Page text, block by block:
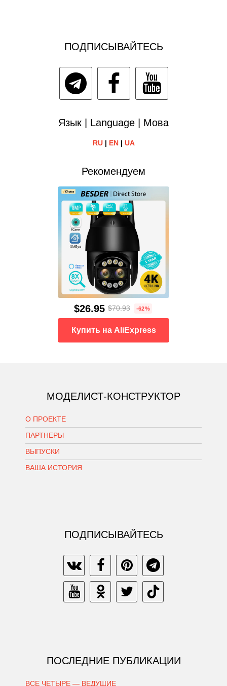
ПОДПИСЫВАЙТЕСЬ
Язык | Language | Мова
RU| EN| UA
Рекомендуем
$26.95 $70.93 -62%
Купить на AliExpress
МОДЕЛИСТ-КОНСТРУКТОР
О ПРОЕКТЕ
ПАРТНЕРЫ
ВЫПУСКИ
ВАША ИСТОРИЯ
ПОДПИСЫВАЙТЕСЬ
ПОСЛЕДНИЕ ПУБЛИКАЦИИ
ВСЕ ЧЕТЫРЕ — ВЕДУЩИЕ